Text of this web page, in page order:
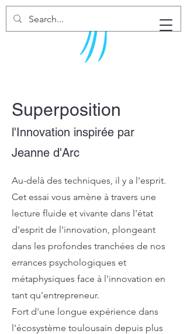
Superposition
l'Innovation inspirée par
Jeanne d'Arc
Au-delà des techniques, il y a l'esprit.
Cet essai vous amène à travers une
lecture fluide et vivante dans l'état
d'esprit de l'innovation, plongeant
dans les profondes tranchées de nos
errances psychologiques et
métaphysiques face à l'innovation en
tant qu'entrepreneur.
Fort d'une longue expérience dans
l'écosystème toulousain depuis plus